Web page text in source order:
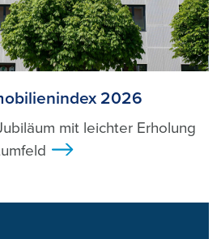
2026
mit leichter Erholung